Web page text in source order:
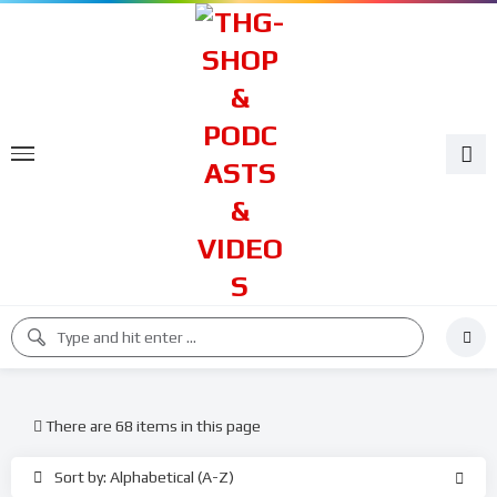
Sort by: Alphabetical (A-Z)
There are 68 items in this page